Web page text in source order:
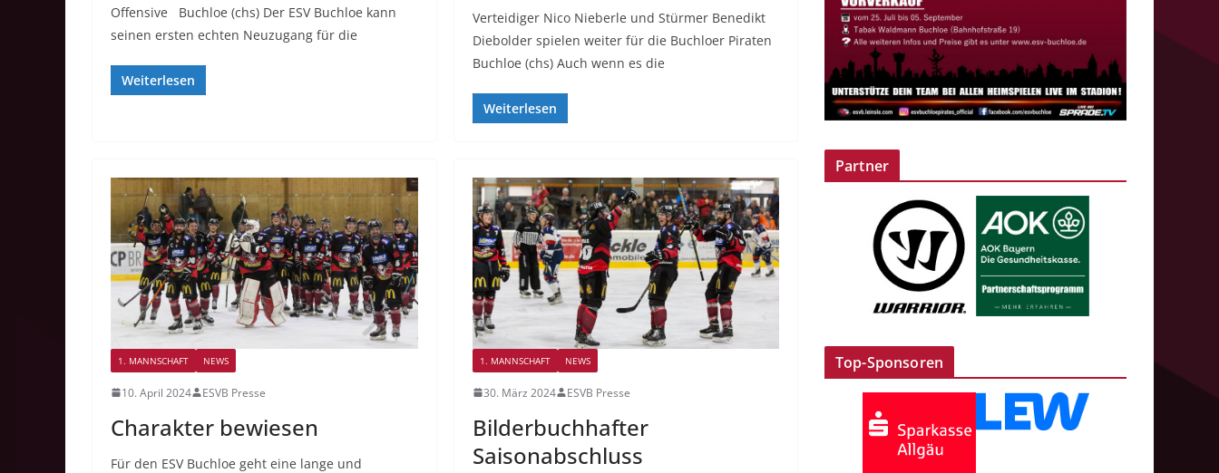
Offensive Buchloe (chs) Der ESV Buchloe kann
seinen ersten echten Neuzugang für die
Weiterlesen
Verteidiger Nico Nieberle und Stürmer Benedikt
Diebolder spielen weiter für die Buchloer Piraten
Buchloe (chs) Auch wenn es die
Weiterlesen
1. MANNSCHAFT NEWS
10. April 2024 ESVB Presse
Charakter bewiesen
Für den ESV Buchloe geht eine lange und
1. MANNSCHAFT NEWS
30. März 2024 ESVB Presse
Bilderbuchhafter
Saisonabschluss
Partner
Top-Sponsoren